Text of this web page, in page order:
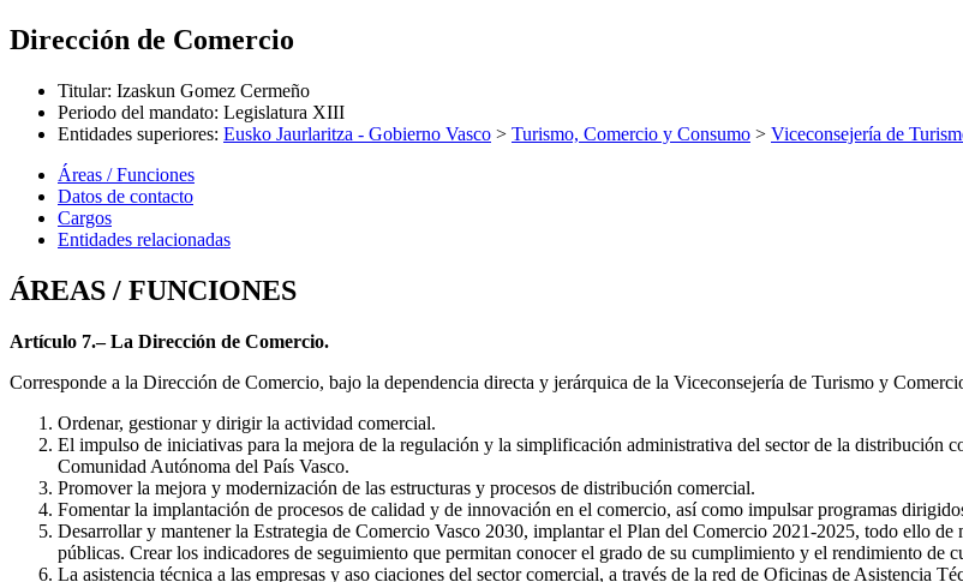
Dirección de Comercio
Titular: Izaskun Gomez Cermeño
Periodo del mandato: Legislatura XIII
Entidades superiores: Eusko Jaurlaritza - Gobierno Vasco > Turismo, Comercio y Consumo > Viceconsejería de
Áreas / Funciones
Datos de contacto
Cargos
Entidades relacionadas
ÁREAS / FUNCIONES
Artículo 7.– La Dirección de Comercio.
Corresponde a la Dirección de Comercio, bajo la dependencia directa y jerárquica de la Viceconsejería de Turismo y
Ordenar, gestionar y dirigir la actividad comercial.
El impulso de iniciativas para la mejora de la regulación y la simplificación administrativa del sector de la distribución
Comunidad Autónoma del País Vasco.
Promover la mejora y modernización de las estructuras y procesos de distribución comercial.
Fomentar la implantación de procesos de calidad y de innovación en el comercio, así como impulsar programas
Desarrollar y mantener la Estrategia de Comercio Vasco 2030, implantar el Plan del Comercio 2021-2025, todo ello
públicas. Crear los indicadores de seguimiento que permitan conocer el grado de su cumplimiento y el rendimiento de
La asistencia técnica a las empresas y aso ciaciones del sector comercial, a través de la red de Oficinas de Asistencia